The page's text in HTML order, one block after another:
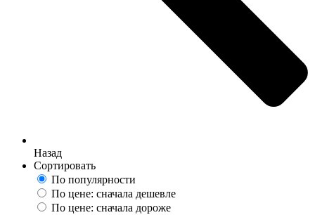
Назад
Сортировать
По популярности
По цене: сначала дешевле
По цене: сначала дороже